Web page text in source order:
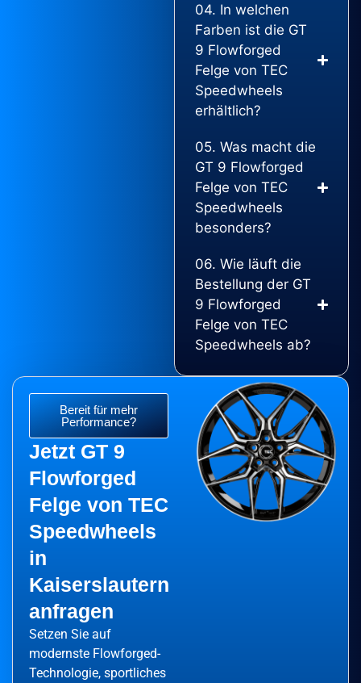
04. In welchen
Farben ist die GT
9 Flowforged
Felge von TEC
Speedwheels
erhältlich?
05. Was macht die
GT 9 Flowforged
Felge von TEC
Speedwheels
besonders?
06. Wie läuft die
Bestellung der GT
9 Flowforged
Felge von TEC
Speedwheels ab?
Bereit für mehr
Performance?
Jetzt GT 9
Flowforged
Felge von TEC
Speedwheels
in
Kaiserslautern
anfragen
Setzen Sie auf
modernste Flowforged-
Technologie, sportliches